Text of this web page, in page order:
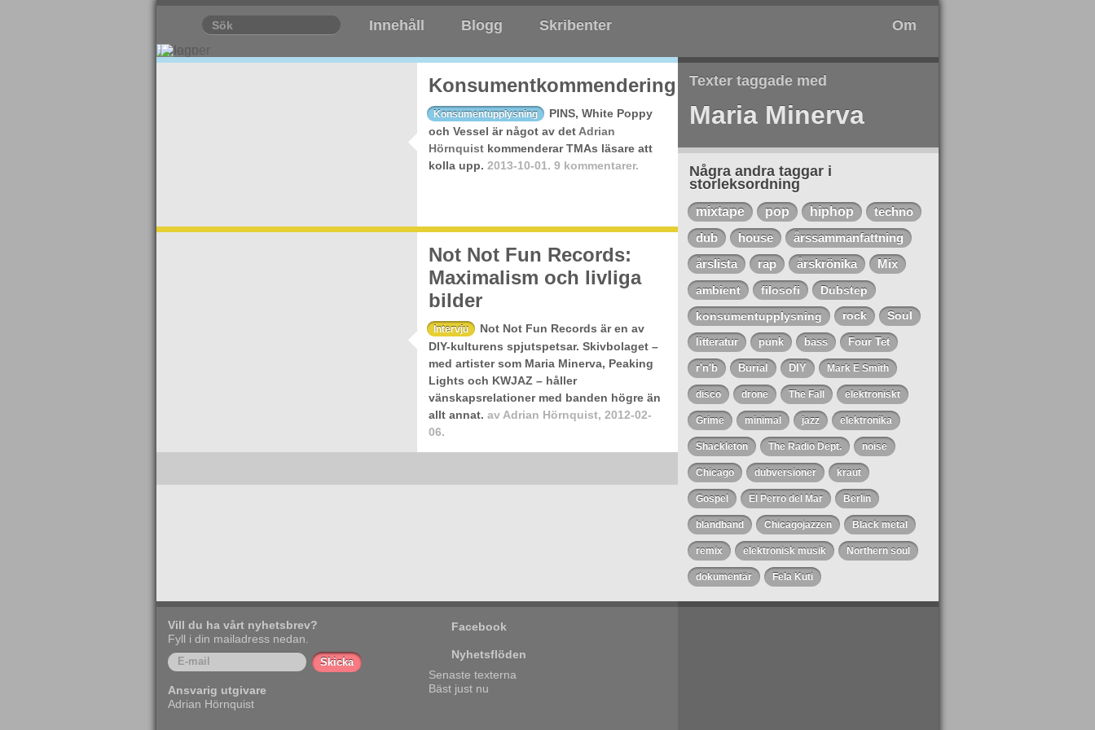
Innehåll Blogg Skribenter Om
Konsumentkommendering
Konsumentupplysning
PINS, White Poppy
och Vessel är något av det Adrian
Hörnquist kommenderar TMAs läsare att
kolla upp. 2013-10-01. 9 kommentarer.
Not Not Fun Records:
Maximalism och livliga
bilder
Intervju
Not Not Fun Records är en av
DIY-kulturens spjutspetsar. Skivbolaget –
med artister som Maria Minerva, Peaking
Lights och KWJAZ – håller
vänskapsrelationer med banden högre än
allt annat. av Adrian Hörnquist, 2012-02-
06.
Texter taggade med
Maria Minerva
Några andra taggar i
storleksordning
mixtape pop hiphop
techno
dub
house
årssammanfattning
årslista
rap årskrönika
Mix
ambient
filosofi
Dubstep
konsumentupplysning
rock Soul
litteratur punk bass Four Tet
r'n'b Burial DIY Mark E Smith
disco drone The Fall elektroniskt
Grime minimal jazz elektronika
Shackleton The Radio Dept. noise
Chicago dubversioner kraut
Gospel El Perro del Mar Berlin
blandband Chicagojazzen Black metal
remix elektronisk musik Northern soul
dokumentär Fela Kuti
Vill du ha vårt nyhetsbrev?
Fyll i din mailadress nedan.
Ansvarig utgivare
Adrian Hörnquist
Facebook
Nyhetsflöden
Senaste texterna
Bäst just nu